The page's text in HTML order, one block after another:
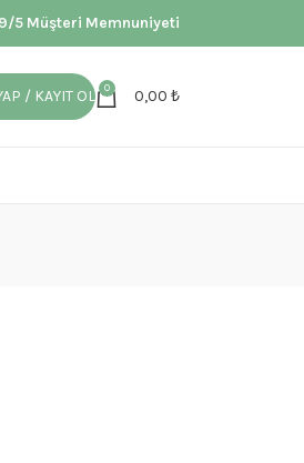
5 Müşteri Memnuniyeti
/ KAYIT OL 0 0,00 ₺